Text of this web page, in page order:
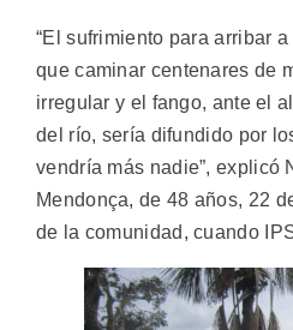
“El sufrimiento para arribar
que caminar centenares de
irregular y el fango, ante el
del río, sería difundido por
vendría más nadie”, explicó
Mendonça, de 48 años, 22
de la comunidad, cuando